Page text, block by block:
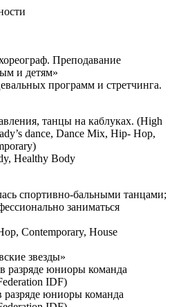
Преподавание
и детям»
программ и стретчинга.
танцы на каблуках. (High
dance, Dance Mix, Hip- Hop,
Healthy Body
спортивно-бальными танцами;
заниматься
Contemporary, House
звезды»
разряде юниоры команда
IDF)
юниоры команда